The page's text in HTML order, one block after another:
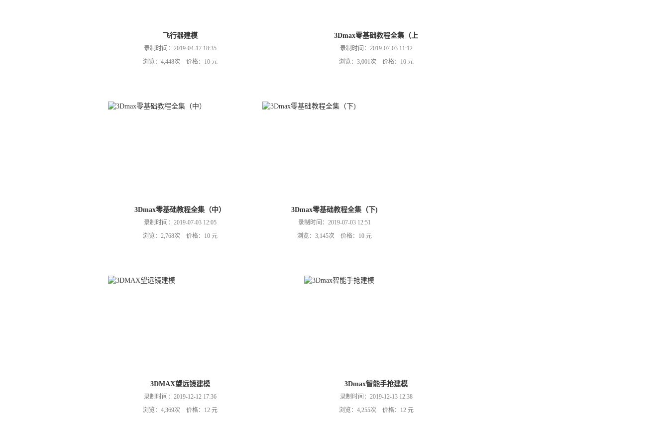
飞行器建模
录制时间：2019-04-17 18:35
浏览：4,448次 价格：10 元
3Dmax零基础教程全集（上
录制时间：2019-07-03 11:12
浏览：3,001次 价格：10 元
3Dmax零基础教程全集（中）
录制时间：2019-07-03 12:05
浏览：2,768次 价格：10 元
3Dmax零基础教程全集（下)
录制时间：2019-07-03 12:51
浏览：3,145次 价格：10 元
3DMAX望远镜建模
录制时间：2019-12-12 17:36
浏览：4,369次 价格：12 元
3Dmax智能手抢建模
录制时间：2019-12-13 12:38
浏览：4,255次 价格：12 元